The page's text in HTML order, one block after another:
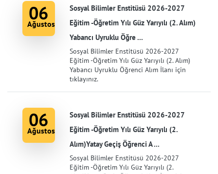
06
Ağustos
Sosyal Bilimler Enstitüsü 2026-2027
Eğitim -Öğretim Yılı Güz Yarıyılı (2. Alım)
Yabancı Uyruklu Öğre ...
Sosyal Bilimler Enstitüsü 2026-2027
Eğitim -Öğretim Yılı Güz Yarıyılı (2. Alım)
Yabancı Uyruklu Öğrenci Alım İlanı için
tıklayınız.
06
Ağustos
Sosyal Bilimler Enstitüsü 2026-2027
Eğitim -Öğretim Yılı Güz Yarıyılı (2.
Alım)Yatay Geçiş Öğrenci A ...
Sosyal Bilimler Enstitüsü 2026-2027
Eğitim -Öğretim Yılı Güz Yarıyılı (2.